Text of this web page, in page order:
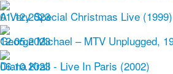
01.12.2023
A Very Special Christmas Live (1999)
12.05.2023
George Michael – MTV Unplugged,
06.10.2023
Diana Krall - Live In Paris (2002)